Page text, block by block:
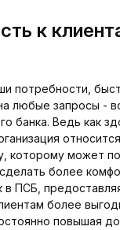
к
потребности,
любые запросы -
банка. Ведь как
которому может
более
в ПСБ,
более
повышая